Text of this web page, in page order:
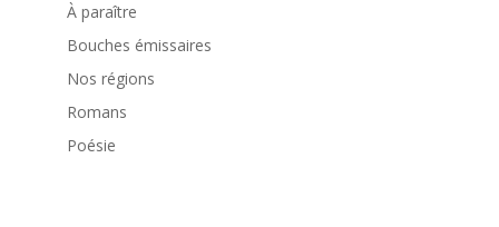
À paraître
Bouches émissaires
Nos régions
Romans
Poésie